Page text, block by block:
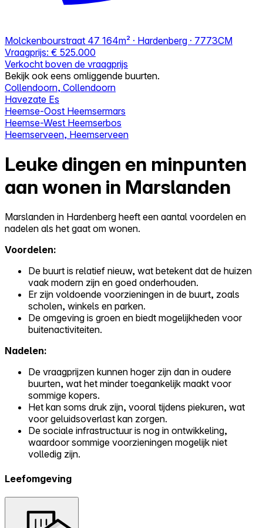
Molckenbourstraat 47 164m² · Hardenberg · 7773CM
Vraagprijs: € 525.000
Verkocht boven de vraagprijs
Bekijk ook eens omliggende buurten.
Collendoorn, Collendoorn
Havezate Es
Heemse-Oost Heemsermars
Heemse-West Heemserbos
Heemserveen, Heemserveen
Leuke dingen en minpunten
aan wonen in Marslanden
Marslanden in Hardenberg heeft een aantal voordelen en
nadelen als het gaat om wonen.
Voordelen:
De buurt is relatief nieuw, wat betekent dat de huizen
vaak modern zijn en goed onderhouden.
Er zijn voldoende voorzieningen in de buurt, zoals
scholen, winkels en parken.
De omgeving is groen en biedt mogelijkheden voor
buitenactiviteiten.
Nadelen:
De vraagprijzen kunnen hoger zijn dan in oudere
buurten, wat het minder toegankelijk maakt voor
sommige kopers.
Het kan soms druk zijn, vooral tijdens piekuren, wat
voor geluidsoverlast kan zorgen.
De sociale infrastructuur is nog in ontwikkeling,
waardoor sommige voorzieningen mogelijk niet
volledig zijn.
Leefomgeving